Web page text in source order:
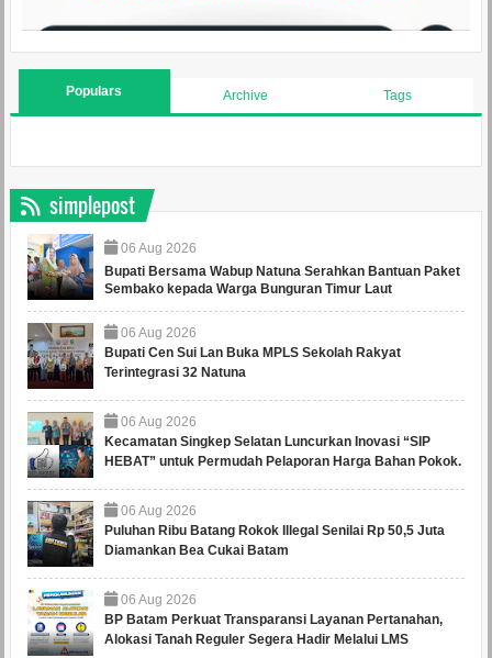
Populars Archive Tags
simplepost
06 Aug 2026
Bupati Bersama Wabup Natuna Serahkan Bantuan Paket
Sembako kepada Warga Bunguran Timur Laut
06 Aug 2026
Bupati Cen Sui Lan Buka MPLS Sekolah Rakyat
Terintegrasi 32 Natuna
06 Aug 2026
Kecamatan Singkep Selatan Luncurkan Inovasi “SIP
HEBAT” untuk Permudah Pelaporan Harga Bahan Pokok.
06 Aug 2026
Puluhan Ribu Batang Rokok Illegal Senilai Rp 50,5 Juta
Diamankan Bea Cukai Batam
06 Aug 2026
BP Batam Perkuat Transparansi Layanan Pertanahan,
Alokasi Tanah Reguler Segera Hadir Melalui LMS